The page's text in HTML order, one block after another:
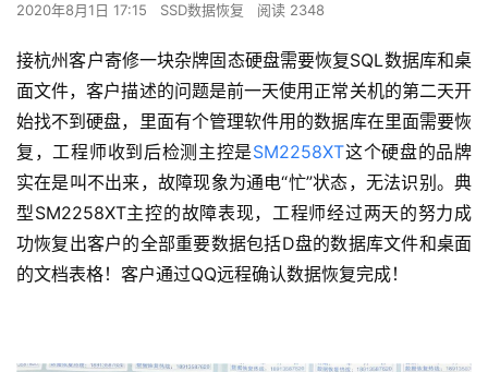
2020年8月1日 17:15 SSD数据恢复 阅读 2348
接杭州客户寄修一块杂牌固态硬盘需要恢复SQL数据库和桌
面文件，客户描述的问题是前一天使用正常关机的第二天开
始找不到硬盘，里面有个管理软件用的数据库在里面需要恢
复，工程师收到后检测主控是SM2258XT这个硬盘的品牌
实在是叫不出来，故障现象为通电“忙”状态，无法识别。典
型SM2258XT主控的故障表现，工程师经过两天的努力成
功恢复出客户的全部重要数据包括D盘的数据库文件和桌面
的文档表格！客户通过QQ远程确认数据恢复完成！